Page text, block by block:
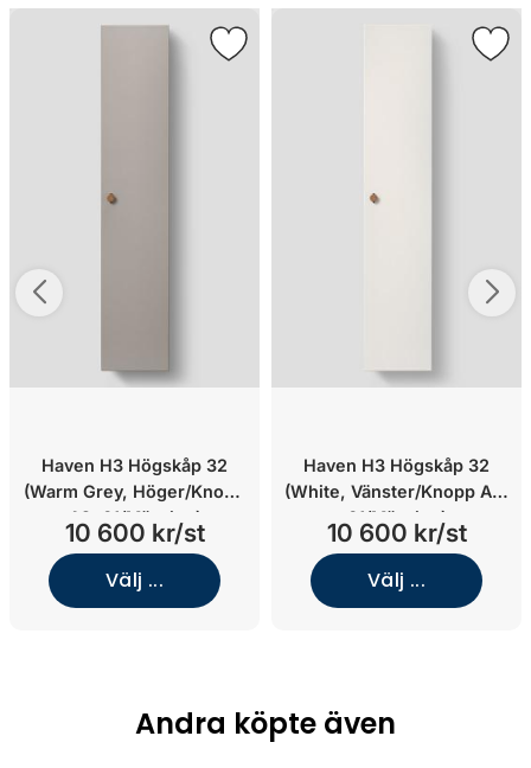
Haven H3 Högskåp 32
(Warm Grey, Höger/Knopp
A2. 01/Mässing)
10 600 kr/st
Välj ...
Haven H3 Högskåp 32
(White, Vänster/Knopp A2.
01/Mässing)
10 600 kr/st
Välj ...
Andra köpte även